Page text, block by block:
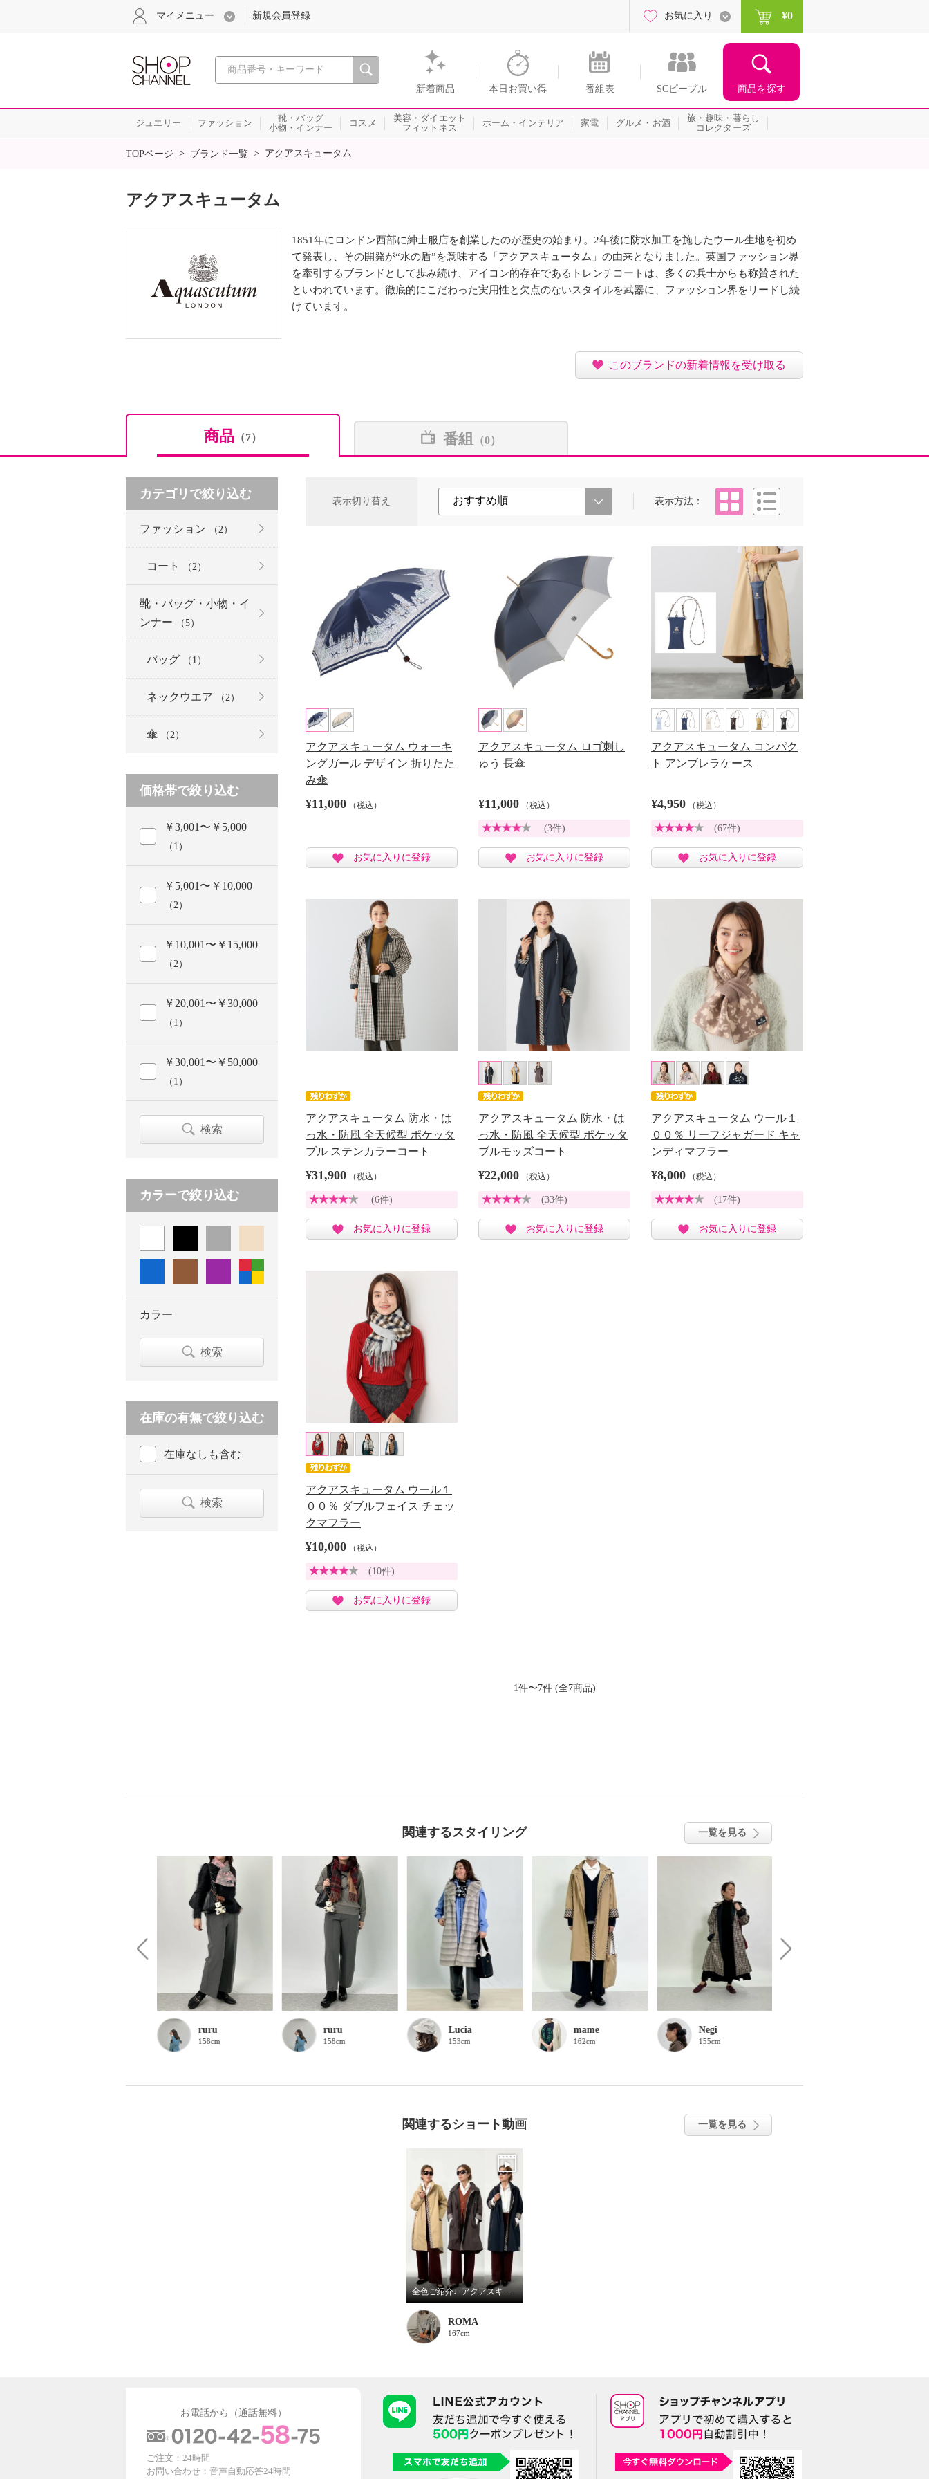
心おどる、瞬間を。通販・テレビショッピングのショップチャンネル
新着商品 本日お買い得 番組表 SCピープル 商品を探す
マイメニュー 新規会員登録 お気に入り ¥0
ジュエリー ファッション
靴・バッグ
小物・インナー
コスメ
美容・ダイエット
フィットネス
ホーム・インテリア 家電 グルメ・お酒
旅・趣味・暮らし
コレクターズ
SALE
TOPページ > ブランド一覧 > アクアスキュータム
アクアスキュータム
1851年にロンドン西部に紳士服店を創業したのが歴史の始まり。2年後に防水加工を施したウール生地を初め
て発表し、その開発が“水の盾”を意味する「アクアスキュータム」の由来となりました。英国ファッション界
を牽引するブランドとして歩み続け、アイコン的存在であるトレンチコートは、多くの兵士からも称賛された
といわれています。徹底的にこだわった実用性と欠点のないスタイルを武器に、ファッション界をリードし続
けています。
このブランドの新着情報を受け取る
商品 （7） 番組 （0）
表示切り替え 表示方法
タイル
アクアスキュータム ウォーキ
ングガール デザイン 折りたた
み傘
¥11,000 （税込）
お気に入りに登録
アクアスキュータム ロゴ刺し
ゅう 長傘
¥11,000 （税込）
(3件)
お気に入りに登録
アクアスキュータム コンパク
ト アンブレラケース
¥4,950 （税込）
(67件)
お気に入りに登録
アクアスキュータム 防水・は
っ水・防風 全天候型 ポケッタ
ブル ステンカラーコート
¥31,900 （税込）
(6件)
お気に入りに登録
アクアスキュータム 防水・は
っ水・防風 全天候型 ポケッタ
ブルモッズコート
¥22,000 （税込）
(33件)
お気に入りに登録
アクアスキュータム ウール１
００％ リーフジャガード キャ
ンディマフラー
¥8,000 （税込）
(17件)
お気に入りに登録
アクアスキュータム ウール１
００％ ダブルフェイス チェッ
クマフラー
¥10,000 （税込）
(10件)
お気に入りに登録
1件〜7件 (全7商品)
カテゴリで絞り込む
ファッション （2）
コート （2）
靴・バッグ・小物・イ
ンナー
（5）
バッグ （1）
ネックウエア （2）
傘 （2）
価格帯で絞り込む
￥3,001〜￥5,000
（1）
￥5,001〜￥10,000
（2）
￥10,001〜￥15,000
（2）
￥20,001〜￥30,000
（1）
￥30,001〜￥50,000
（1）
検索
カラーで絞り込む
カラー
検索
在庫の有無で絞り込む
在庫なしも含む
検索
関連するスタイリング 一覧を見る
ruru
158cm
ruru
158cm
Lucia
153cm
mame
162cm
Negi
155cm
関連するショート動画 一覧を見る
全色ご紹介♩アクアスキュータム
ROMA
167cm
お電話から（通話無料）
ご注文：24時間
お問い合わせ：音声自動応答24時間